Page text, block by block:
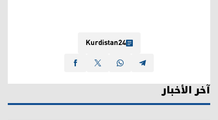
Kurdistan24
آخر الأخبار